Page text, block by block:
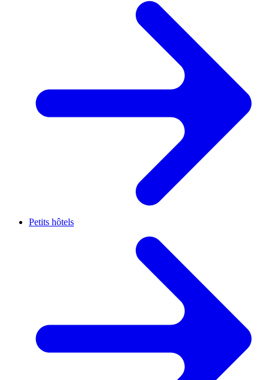
Petits hôtels